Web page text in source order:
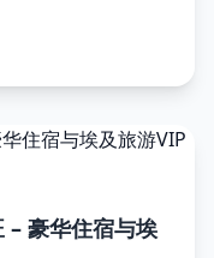
– 豪华住宿与埃